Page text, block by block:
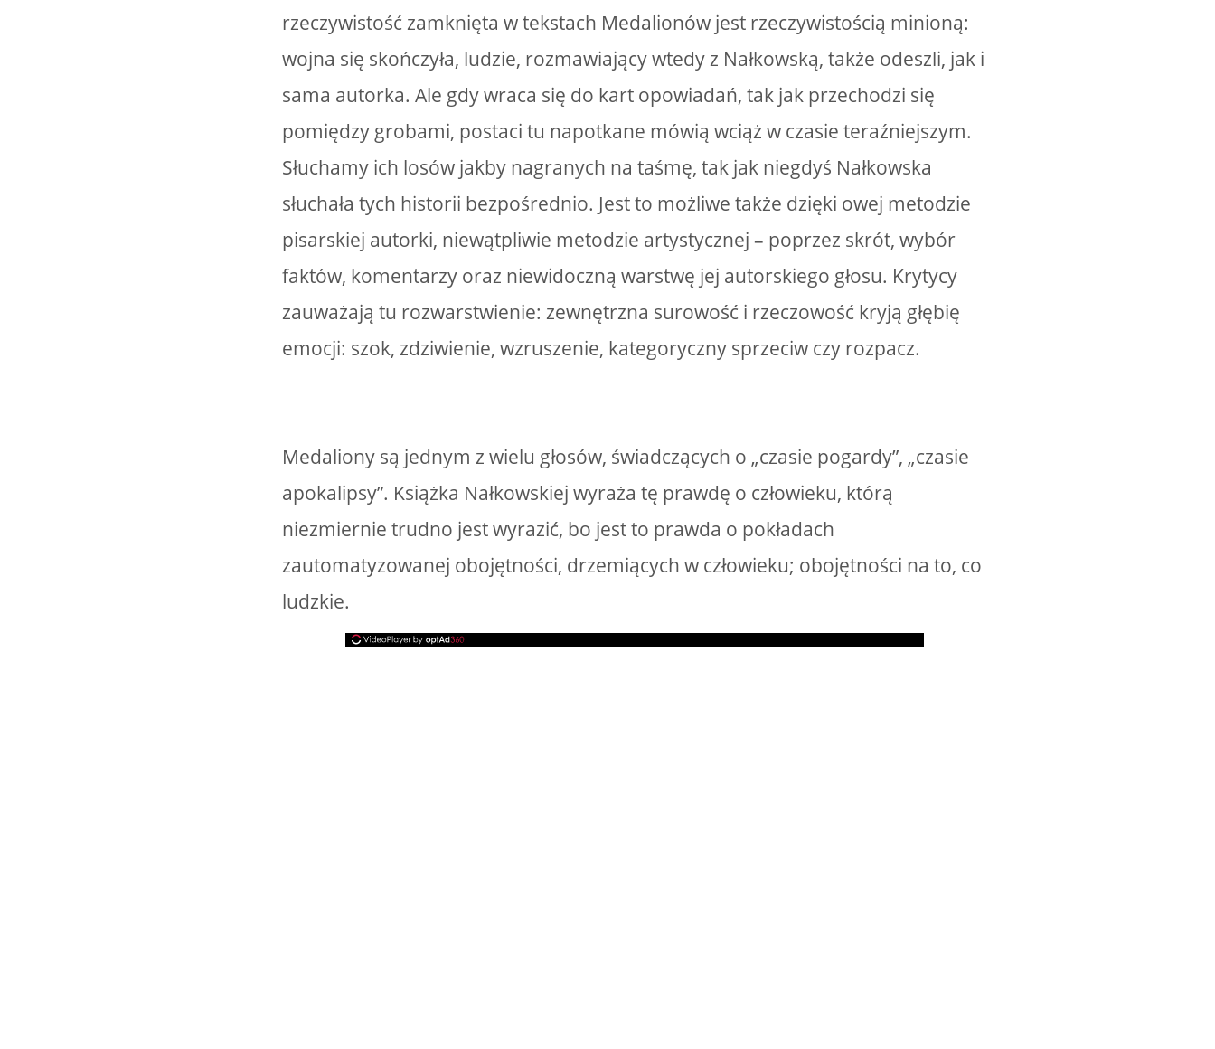
rzeczywistość zamknięta w tekstach Medalionów jest rzeczywistością minioną:
wojna się skończyła, ludzie, rozmawiający wtedy z Nałkowską, także odeszli, jak i
sama autorka. Ale gdy wraca się do kart opowiadań, tak jak przechodzi się
pomiędzy grobami, postaci tu napotkane mówią wciąż w czasie teraźniejszym.
Słuchamy ich losów jakby nagranych na taśmę, tak jak niegdyś Nałkowska
słuchała tych historii bezpośrednio. Jest to możliwe także dzięki owej metodzie
pisarskiej autorki, niewątpliwie metodzie artystycznej – poprzez skrót, wybór
faktów, komentarzy oraz niewidoczną warstwę jej autorskiego głosu. Krytycy
zauważają tu rozwarstwienie: zewnętrzna surowość i rzeczowość kryją głębię
emocji: szok, zdziwienie, wzruszenie, kategoryczny sprzeciw czy rozpacz.
Medaliony są jednym z wielu głosów, świadczących o „czasie pogardy”, „czasie
apokalipsy”. Książka Nałkowskiej wyraża tę prawdę o człowieku, którą
niezmiernie trudno jest wyrazić, bo jest to prawda o pokładach
zautomatyzowanej obojętności, drzemiących w człowieku; obojętności na to, co
ludzkie.